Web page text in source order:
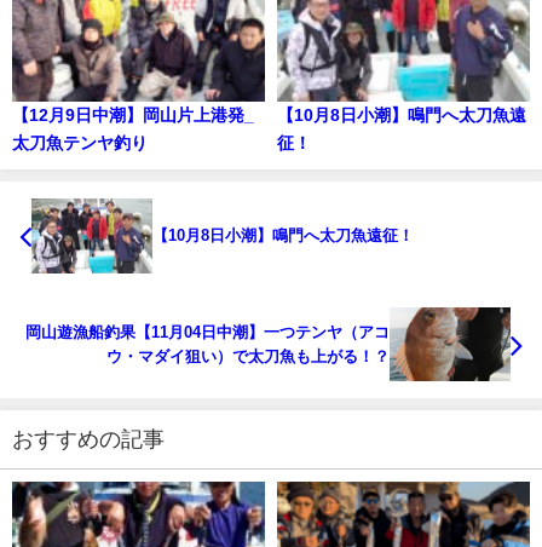
【12月9日中潮】岡山片上港発_
太刀魚テンヤ釣り
【10月8日小潮】鳴門へ太刀魚遠
征！
【10月8日小潮】鳴門へ太刀魚遠征！
岡山遊漁船釣果【11月04日中潮】一つテンヤ（アコ
ウ・マダイ狙い）で太刀魚も上がる！？
おすすめの記事